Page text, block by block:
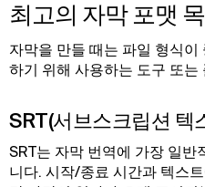
최고의 자막 포맷
자막을 만들 때는 파일 형식
하기 위해 사용하는 도구 또는
SRT(서브스크립션 텍
SRT는 자막 번역에 가장 일반
니다. 시작/종료 시간과 텍스